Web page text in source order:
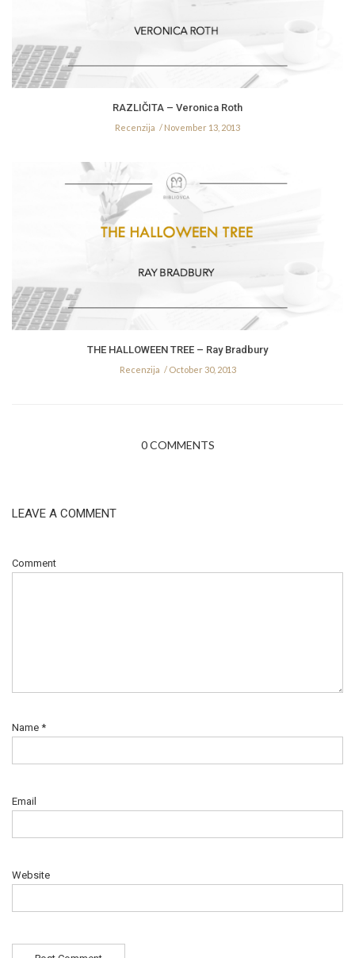
RAZLIČITA – Veronica Roth
Recenzija November 13, 2013
THE HALLOWEEN TREE – Ray Bradbury
Recenzija October 30, 2013
0 COMMENTS
LEAVE A COMMENT
Comment
Name *
Email
Website